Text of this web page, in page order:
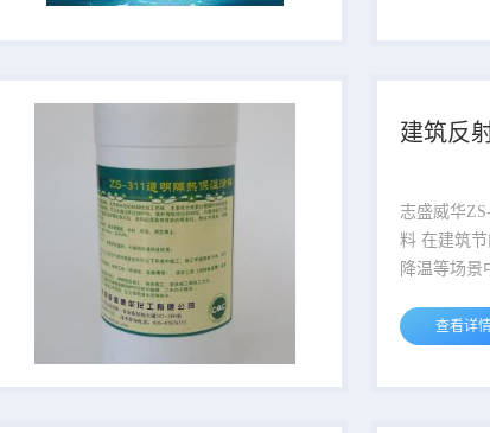
温隔热机理
陶瓷微珠排
无机成膜物
建筑反
志盛威华
料 在建筑节能、工业保温、设备
降温等场景
提升使用体
高附着、无
查看详